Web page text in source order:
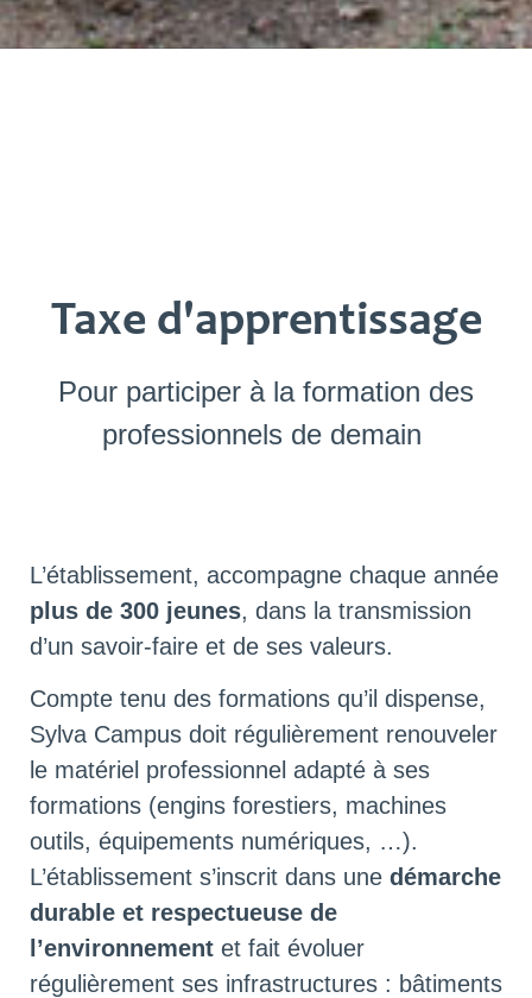
Taxe d'apprentissage
Pour participer à la formation des
professionnels de demain
L’établissement, accompagne chaque année
plus de 300 jeunes, dans la transmission
d’un savoir-faire et de ses valeurs.
Compte tenu des formations qu’il dispense,
Sylva Campus doit régulièrement renouveler
le matériel professionnel adapté à ses
formations (engins forestiers, machines
outils, équipements numériques, …).
L’établissement s’inscrit dans une démarche
durable et respectueuse de
l’environnement et fait évoluer
régulièrement ses infrastructures : bâtiments